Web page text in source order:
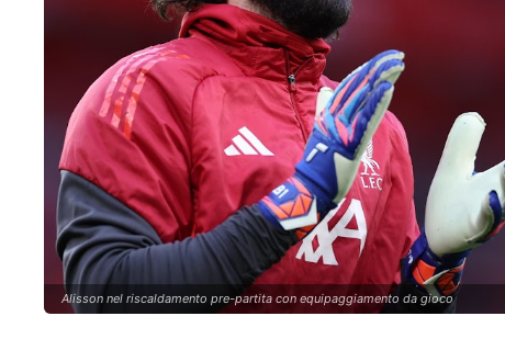
Alisson nel riscaldamento pre-partita con equipaggiamento da gioco